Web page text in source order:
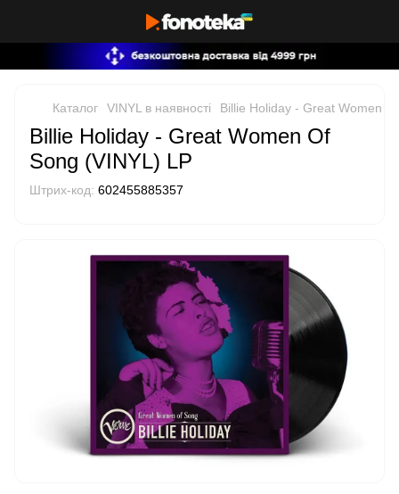
Каталог VINYL в наявності Billie Holiday - Great Women
Billie Holiday - Great Women Of
Song (VINYL) LP
Штрих-код: 602455885357